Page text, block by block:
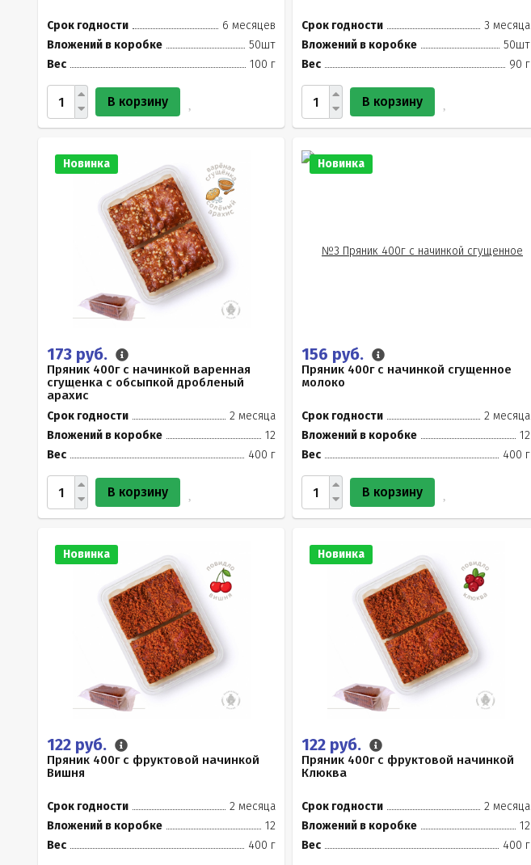
Срок годности
6 месяцев
Вложений в коробке
50шт
Вес
100 г
В корзину
Срок годности
3 месяца
Вложений в коробке
50шт
Вес
90 г
В корзину
Новинка
173 руб.
Пряник 400г с начинкой варенная
сгущенка с обсыпкой дробленый
арахис
Срок годности
2 месяца
Вложений в коробке
12
Вес
400 г
В корзину
Новинка
156 руб.
Пряник 400г с начинкой сгущенное
молоко
Срок годности
2 месяца
Вложений в коробке
12
Вес
400 г
В корзину
Новинка
122 руб.
Пряник 400г с фруктовой начинкой
Вишня
Срок годности
2 месяца
Вложений в коробке
12
Вес
400 г
Новинка
122 руб.
Пряник 400г с фруктовой начинкой
Клюква
Срок годности
2 месяца
Вложений в коробке
12
Вес
400 г